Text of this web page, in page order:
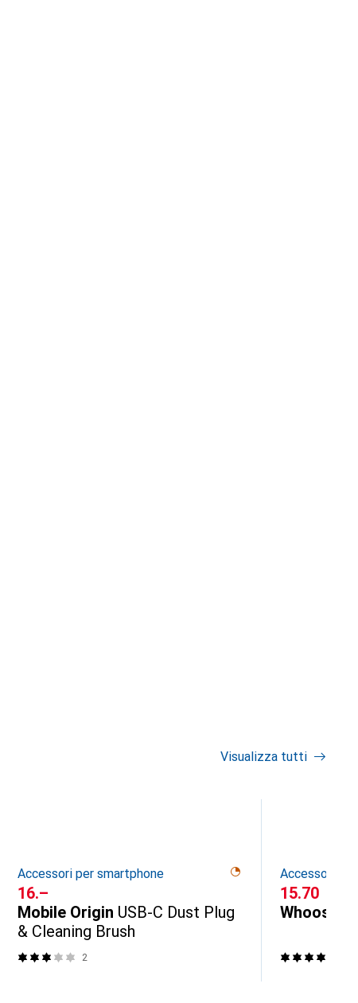
Visualizza tutti
Accessori per smartphone
CHF
16.–
Mobile Origin USB-C Dust Plug
& Cleaning Brush
2
Accessori
CHF
15.70
Whoosh!